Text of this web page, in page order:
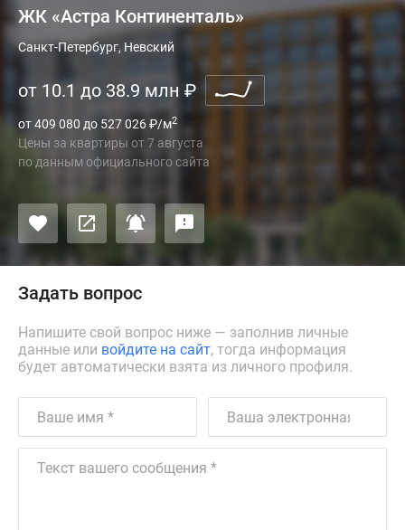
ЖК «Астра Континенталь»
Санкт-Петербург, Невский
от 10.1 до 38.9 млн ₽
от 409 080 до 527 026₽/м2
Цены за квартиры от7 августа
по данным официального сайта
Задать вопрос
Напишите свой вопрос ниже — заполнив личные
данные или войдите на сайт, тогда информация
будет автоматически взята из личного профиля.